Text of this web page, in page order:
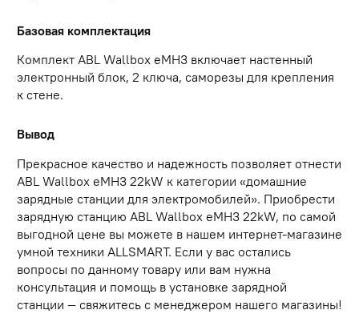
Базовая комплектация
Комплект ABL Wallbox eMH3 включает настенный
электронный блок, 2 ключа, саморезы для крепления
к стене.
Вывод
Прекрасное качество и надежность позволяет отнести
ABL Wallbox eMH3 22kW к категории «домашние
зарядные станции для электромобилей». Приобрести
зарядную станцию ABL Wallbox eMH3 22kW, по самой
выгодной цене вы можете в нашем интернет-магазине
умной техники ALLSMART. Если у вас остались
вопросы по данному товару или вам нужна
консультация и помощь в установке зарядной
станции — свяжитесь с менеджером нашего магазины!